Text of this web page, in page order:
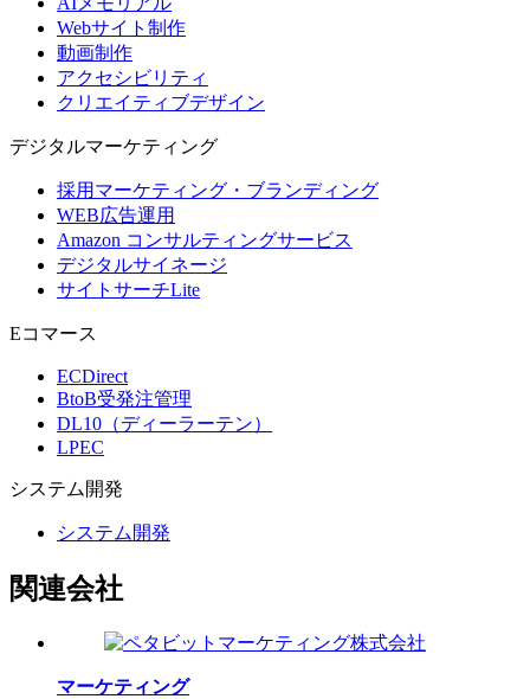
Webサイト制作
動画制作
アクセシビリティ
クリエイティブデザイン
デジタルマーケティング
採用マーケティング・ブランディング
WEB広告運用
Amazon コンサルティングサービス
デジタルサイネージ
サイトサーチLite
Eコマース
ECDirect
BtoB受発注管理
DL10（ディーラーテン）
LPEC
システム 開発
システム開発
関連会社
マーケティング